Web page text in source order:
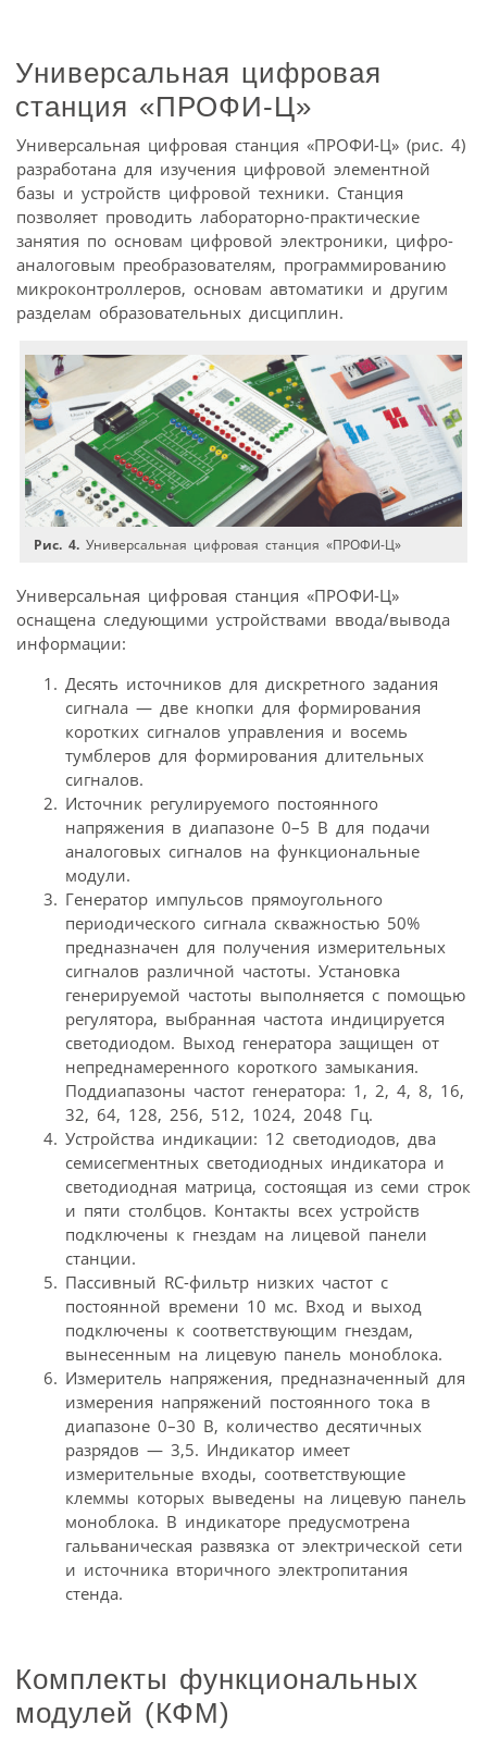
Универсальная цифровая
станция «ПРОФИ-Ц»
Универсальная цифровая станция «ПРОФИ-Ц» (рис. 4)
разработана для изучения цифровой элементной
базы и устройств цифровой техники. Станция
позволяет проводить лабораторно-практические
занятия по основам цифровой электроники, цифро-
аналоговым преобразователям, программированию
микроконтроллеров, основам автоматики и другим
разделам образовательных дисциплин.
Рис. 4. Универсальная цифровая станция «ПРОФИ-Ц»
Универсальная цифровая станция «ПРОФИ-Ц»
оснащена следующими устройствами ввода/вывода
информации:
Десять источников для дискретного задания
сигнала — две кнопки для формирования
коротких сигналов управления и восемь
тумблеров для формирования длительных
сигналов.
Источник регулируемого постоянного
напряжения в диапазоне 0–5 В для подачи
аналоговых сигналов на функциональные
модули.
Генератор импульсов прямоугольного
периодического сигнала скважностью 50%
предназначен для получения измерительных
сигналов различной частоты. Установка
генерируемой частоты выполняется с помощью
регулятора, выбранная частота индицируется
светодиодом. Выход генератора защищен от
непреднамеренного короткого замыкания.
Поддиапазоны частот генератора: 1, 2, 4, 8, 16,
32, 64, 128, 256, 512, 1024, 2048 Гц.
Устройства индикации: 12 светодиодов, два
семисегментных светодиодных индикатора и
светодиодная матрица, состоящая из семи строк
и пяти столбцов. Контакты всех устройств
подключены к гнездам на лицевой панели
станции.
Пассивный RC-фильтр низких частот с
постоянной времени 10 мс. Вход и выход
подключены к соответствующим гнездам,
вынесенным на лицевую панель моноблока.
Измеритель напряжения, предназначенный для
измерения напряжений постоянного тока в
диапазоне 0–30 В, количество десятичных
разрядов — 3,5. Индикатор имеет
измерительные входы, соответствующие
клеммы которых выведены на лицевую панель
моноблока. В индикаторе предусмотрена
гальваническая развязка от электрической сети
и источника вторичного электропитания
стенда.
Комплекты функциональных
модулей (КФМ)